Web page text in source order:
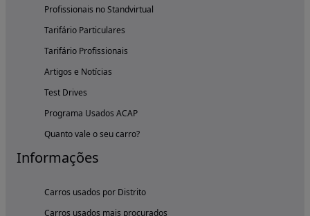
Profissionais no Standvirtual
Tarifário Particulares
Tarifário Profissionais
Artigos e Notícias
Test Drives
Programa Usados ACAP
Quanto vale o seu carro?
Informações
Carros usados por Distrito
Carros usados mais procurados